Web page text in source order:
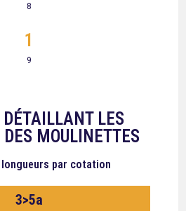
8
9
1
LES
DES MOULINETTES
par cotation
3>5a